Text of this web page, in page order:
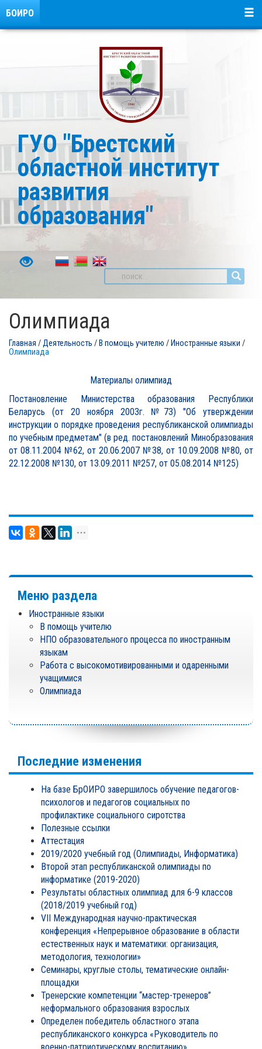
ГУО "Брестский
областной институт
развития
образования"
БОИРО
Олимпиада
Главная /Деятельность / В помощь учителю / Иностранные языки /
Олимпиада
Материалы олимпиад
Постановление Министерства образования Республики
Беларусь (от 20 ноября 2003г. №73) "Об утверждении
инструкции о порядке проведения республиканской олимпиады
по учебным предметам" (в ред. постановлений Минобразования
от 08.11.2004 №62, от 20.06.2007 №38, от 10.09.2008 №80, от
22.12.2008 №130, от 13.09.2011 №257, от 05.08.2014 №125)
Меню раздела
Иностранные языки
В помощь учителю
НПО образовательного процесса по иностранным
языкам
Работа с высокомотивированными и одаренными
учащимися
Олимпиада
Последние изменения
На базе БрОИРО завершилось обучение педагогов-
психологов и педагогов социальных по
профилактике социального сиротства
Полезные ссылки
Аттестация
2019/2020 учебный год (Олимпиады, Информатика)
Второй этап республиканской олимпиады по
информатике (2019-2020)
Результаты областных олимпиад для 6-9 классов
(2018/2019 учебный год)
VII Международная научно-практическая
конференция «Непрерывное образование в области
естественных наук и математики: организация,
методология, технологии»
Семинары, круглые столы, тематические онлайн-
площадки
Тренерские компетенции “мастер-тренеров”
неформального образования взрослых
Определен победитель областного этапа
республиканского конкурса «Руководитель по